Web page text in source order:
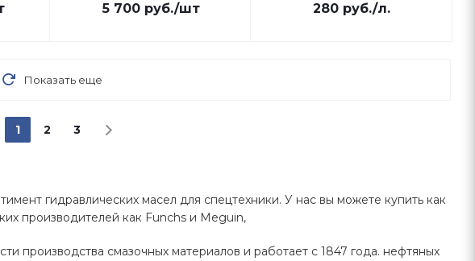
5 700руб./шт 280 руб./л.
Показать еще
1 2 3
гидравлических масел для спецтехники. У нас вы можете купить как
производителей как Funchs и Meguin,
производства смазочных материалов и работает с 1847 года. нефтяных